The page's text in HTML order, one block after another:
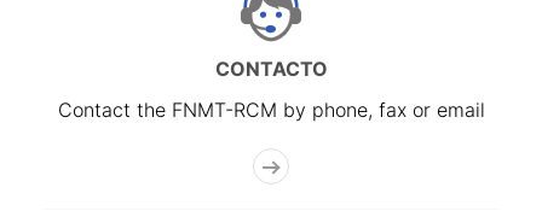
CONTACTO
Contact the FNMT-RCM by phone, fax or email